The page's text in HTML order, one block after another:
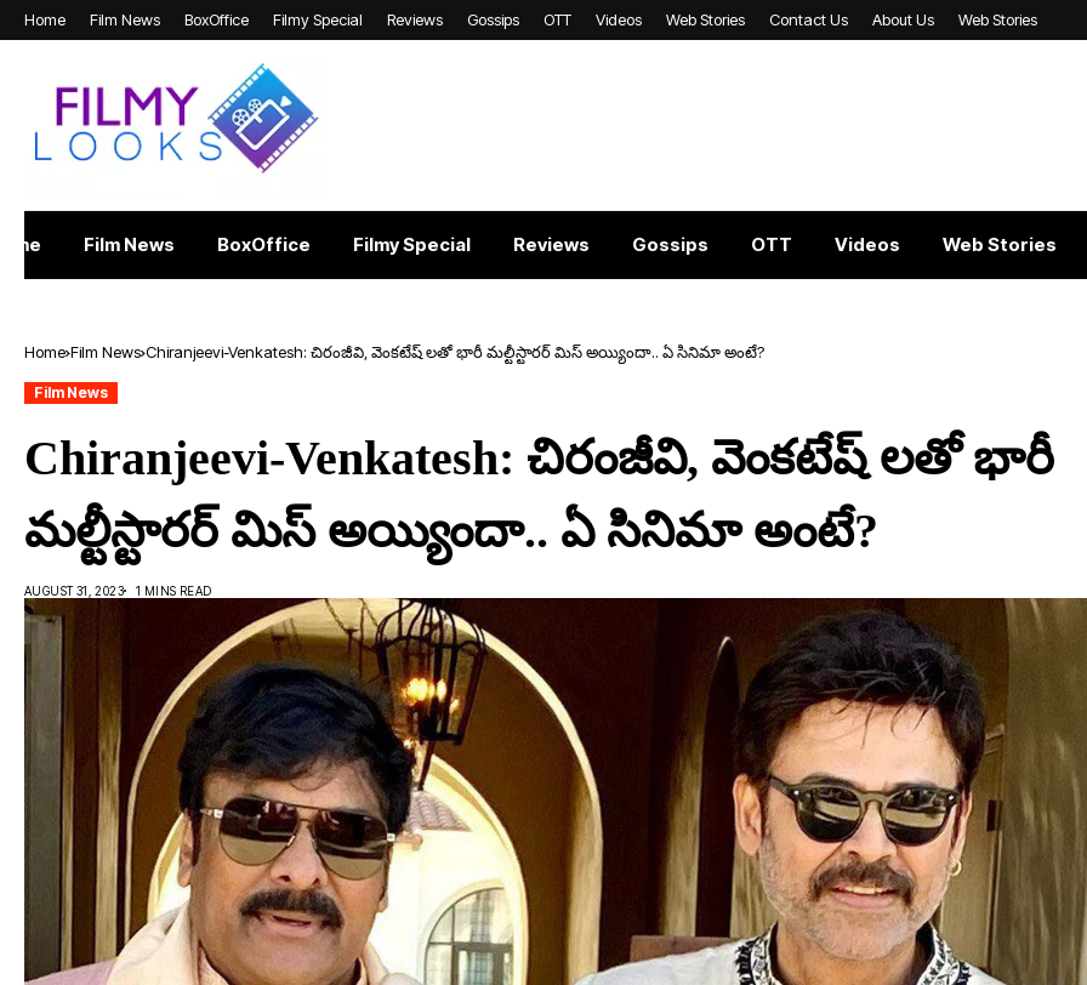
Home Film News BoxOffice Filmy Special Reviews Gossips OTT Videos Web Stories Contact Us About Us Web Stories
Film News BoxOffice Filmy Special Reviews Gossips OTT Videos Web Stories
Home Film News Chiranjeevi-Venkatesh: చిరంజీవి, వెంకటేష్ లతో భారీ మల్టీస్టారర్ మిస్ అయ్యిందా.. ఏ సినిమా అంటే?
Film News
Chiranjeevi-Venkatesh: చిరంజీవి, వెంకటేష్ లతో భారీ
మల్టీస్టారర్ మిస్ అయ్యిందా.. ఏ సినిమా అంటే?
AUGUST 31, 2023 1 MINS READ